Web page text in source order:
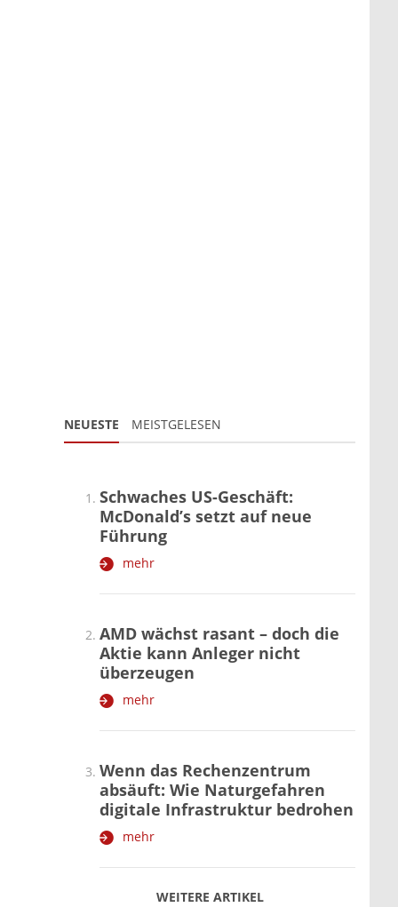
NEUESTE MEISTGELESEN
WEITERE ARTIKEL
zurückweiter
Schwaches US-Geschäft:
McDonald’s setzt auf neue
Führung
mehr
AMD wächst rasant – doch die
Aktie kann Anleger nicht
überzeugen
mehr
Wenn das Rechenzentrum
absäuft: Wie Naturgefahren
digitale Infrastruktur bedrohen
mehr